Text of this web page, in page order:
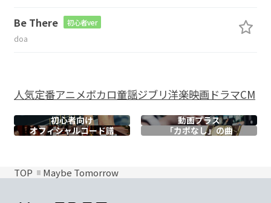
Be There 初心者ver
doa
人気定番アニメボカロ童謡ジブリ洋楽映画ドラマCM
初心者向け
動画プラス
オフィシャルコード譜 「カポなし」の曲
TOP Maybe Tomorrow